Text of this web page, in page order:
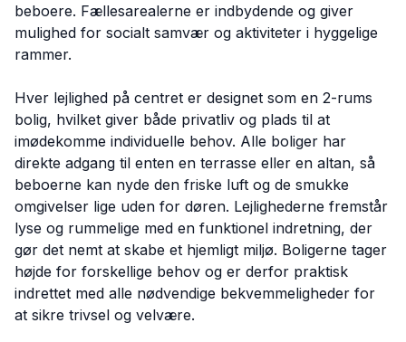
beboere. Fællesarealerne er indbydende og giver
mulighed for socialt samvær og aktiviteter i hyggelige
rammer.
Hver lejlighed på centret er designet som en 2-rums
bolig, hvilket giver både privatliv og plads til at
imødekomme individuelle behov. Alle boliger har
direkte adgang til enten en terrasse eller en altan, så
beboerne kan nyde den friske luft og de smukke
omgivelser lige uden for døren. Lejlighederne fremstår
lyse og rummelige med en funktionel indretning, der
gør det nemt at skabe et hjemligt miljø. Boligerne tager
højde for forskellige behov og er derfor praktisk
indrettet med alle nødvendige bekvemmeligheder for
at sikre trivsel og velvære.